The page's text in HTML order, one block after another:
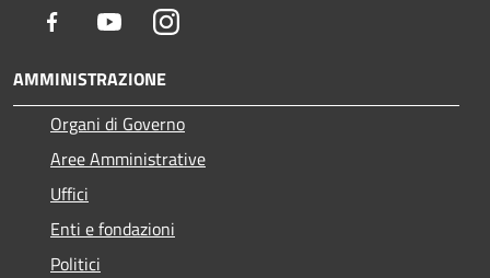
Facebook YoutubeInstagram
AMMINISTRAZIONE
Organi di Governo
Aree Amministrative
Uffici
Enti e fondazioni
Politici